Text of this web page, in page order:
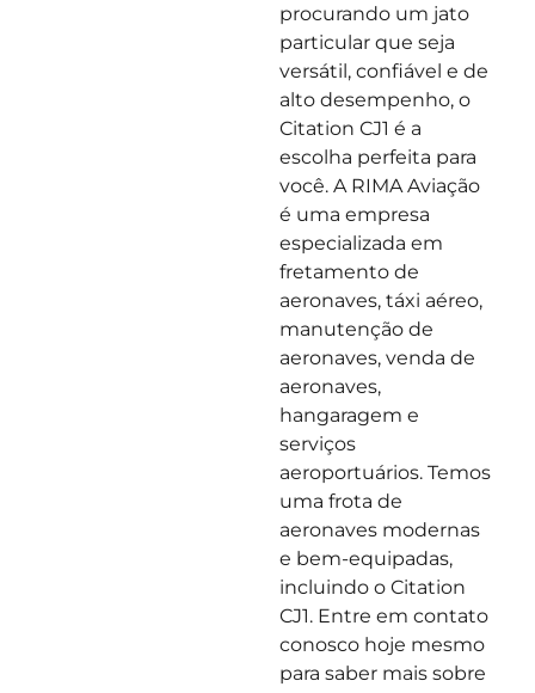
procurando um jato
particular que seja
versátil, confiável e de
alto desempenho, o
Citation CJ1 é a
escolha perfeita para
você. A RIMA Aviação
é uma empresa
especializada em
fretamento de
aeronaves, táxi aéreo,
manutenção de
aeronaves, venda de
aeronaves,
hangaragem e
serviços
aeroportuários. Temos
uma frota de
aeronaves modernas
e bem-equipadas,
incluindo o Citation
CJ1. Entre em contato
conosco hoje mesmo
para saber mais sobre